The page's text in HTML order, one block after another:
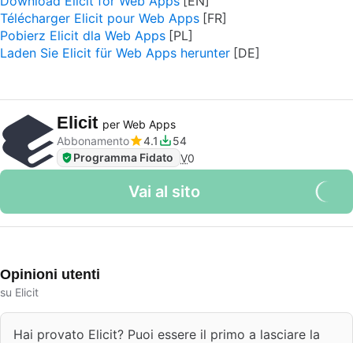
Télécharger Elicit pour Web Apps
Pobierz Elicit dla Web Apps
Laden Sie Elicit für Web Apps herunter
Elicit per Web Apps
Abbonamento
4.1
54
Programma Fidato V0
Vai al sito
Opinioni utenti
su Elicit
Hai provato Elicit? Puoi essere il primo a lasciare la